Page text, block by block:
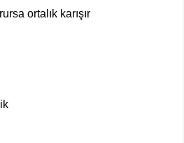
ortalık karışır